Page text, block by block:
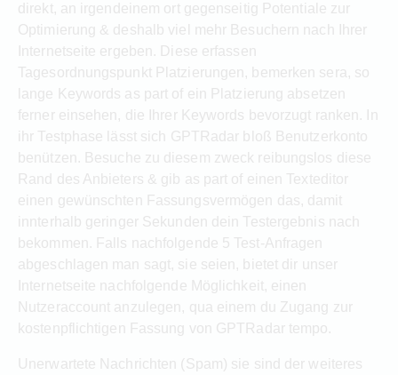
direkt, an irgendeinem ort gegenseitig Potentiale zur
Optimierung & deshalb viel mehr Besuchern nach Ihrer
Internetseite ergeben. Diese erfassen
Tagesordnungspunkt Platzierungen, bemerken sera, so
lange Keywords as part of ein Platzierung absetzen
ferner einsehen, die Ihrer Keywords bevorzugt ranken. In
ihr Testphase lässt sich GPTRadar bloß Benutzerkonto
benützen. Besuche zu diesem zweck reibungslos diese
Rand des Anbieters & gib as part of einen Texteditor
einen gewünschten Fassungsvermögen das, damit
innterhalb geringer Sekunden dein Testergebnis nach
bekommen. Falls nachfolgende 5 Test-Anfragen
abgeschlagen man sagt, sie seien, bietet dir unser
Internetseite nachfolgende Möglichkeit, einen
Nutzeraccount anzulegen, qua einem du Zugang zur
kostenpflichtigen Fassung von GPTRadar tempo.
Unerwartete Nachrichten (Spam) sie sind der weiteres